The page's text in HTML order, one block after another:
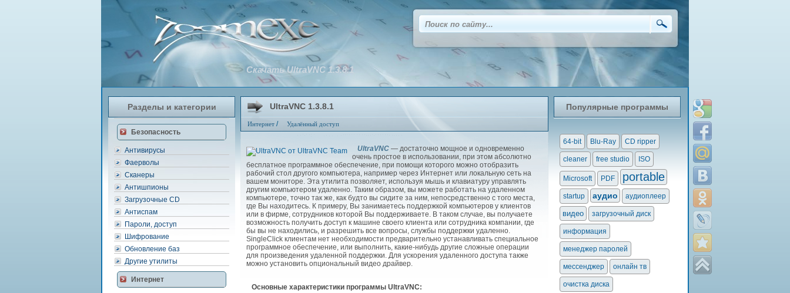
Разделы и категории
Безопасность
Антивирусы
Фаерволы
Сканеры
Антишпионы
Загрузочные CD
Антиспам
Пароли, доступ
Шифрование
Обновление баз
Другие утилиты
Интернет
UltraVNC 1.3.8.1
Интернет / Удалённый доступ
Скачать UltraVNC 1.3.8.1
UltraVNC — достаточно мощное и одновременно
очень простое в использовании, при этом абсолютно
бесплатное программное обеспечение, при помощи которого можно отобразить
рабочий стол другого компьютера, например через Интернет или локальную сеть на
вашем мониторе. Эта утилита позволяет, используя мышь и клавиатуру управлять
другим компьютером удаленно. Таким образом, вы можете работать на удаленном
компьютере, точно так же, как будто вы сидите за ним, непосредственно с того места,
где Вы находитесь. К примеру, Вы занимаетесь поддержкой компьютеров у клиентов
или в фирме, сотрудников которой Вы поддерживаете. В таком случае, вы получаете
возможность получить доступ к машине своего клиента или сотрудника компании, где
бы вы не находились, и разрешить все вопросы, службы поддержки удаленно.
SingleClick клиентам нет необходимости предварительно устанавливать специальное
программное обеспечение, или выполнить, какие-нибудь другие сложные операции
для произведения удаленной поддержки. Для ускорения удаленного доступа также
можно установить опциональный видео драйвер.
Основные характеристики программы UltraVNC:
Популярные программы
64-bit Blu-Ray CD ripper
cleaner free studio ISO
Microsoft PDF portable
startup аудио аудиоплеер
видео загрузочный диск
информация
менеджер паролей
мессенджер онлайн тв
очистка диска